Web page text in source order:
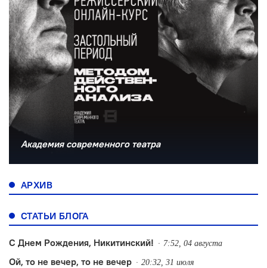
Академия современного театра
АРХИВ
СТАТЬИ БЛОГА
С Днем Рождения, Никитинский! 7:52, 04 августа
Ой, то не вечер, то не вечер 20:32, 31 июля